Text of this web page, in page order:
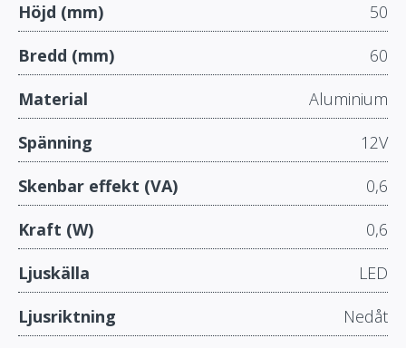
Höjd (mm)
50
Bredd (mm)
60
Material
Aluminium
Spänning
12V
Skenbar effekt (VA)
0,6
Kraft (W)
0,6
Ljuskälla
LED
Ljusriktning
Nedåt